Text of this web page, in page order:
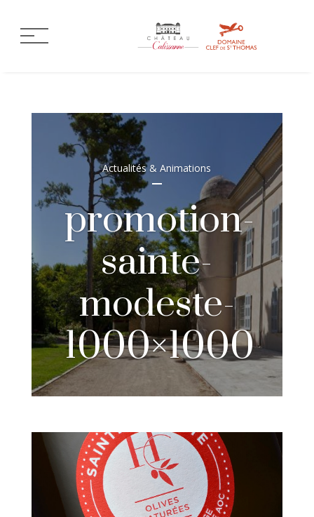
Actualités & Animations
promotion-
sainte-
modeste-
1000×1000